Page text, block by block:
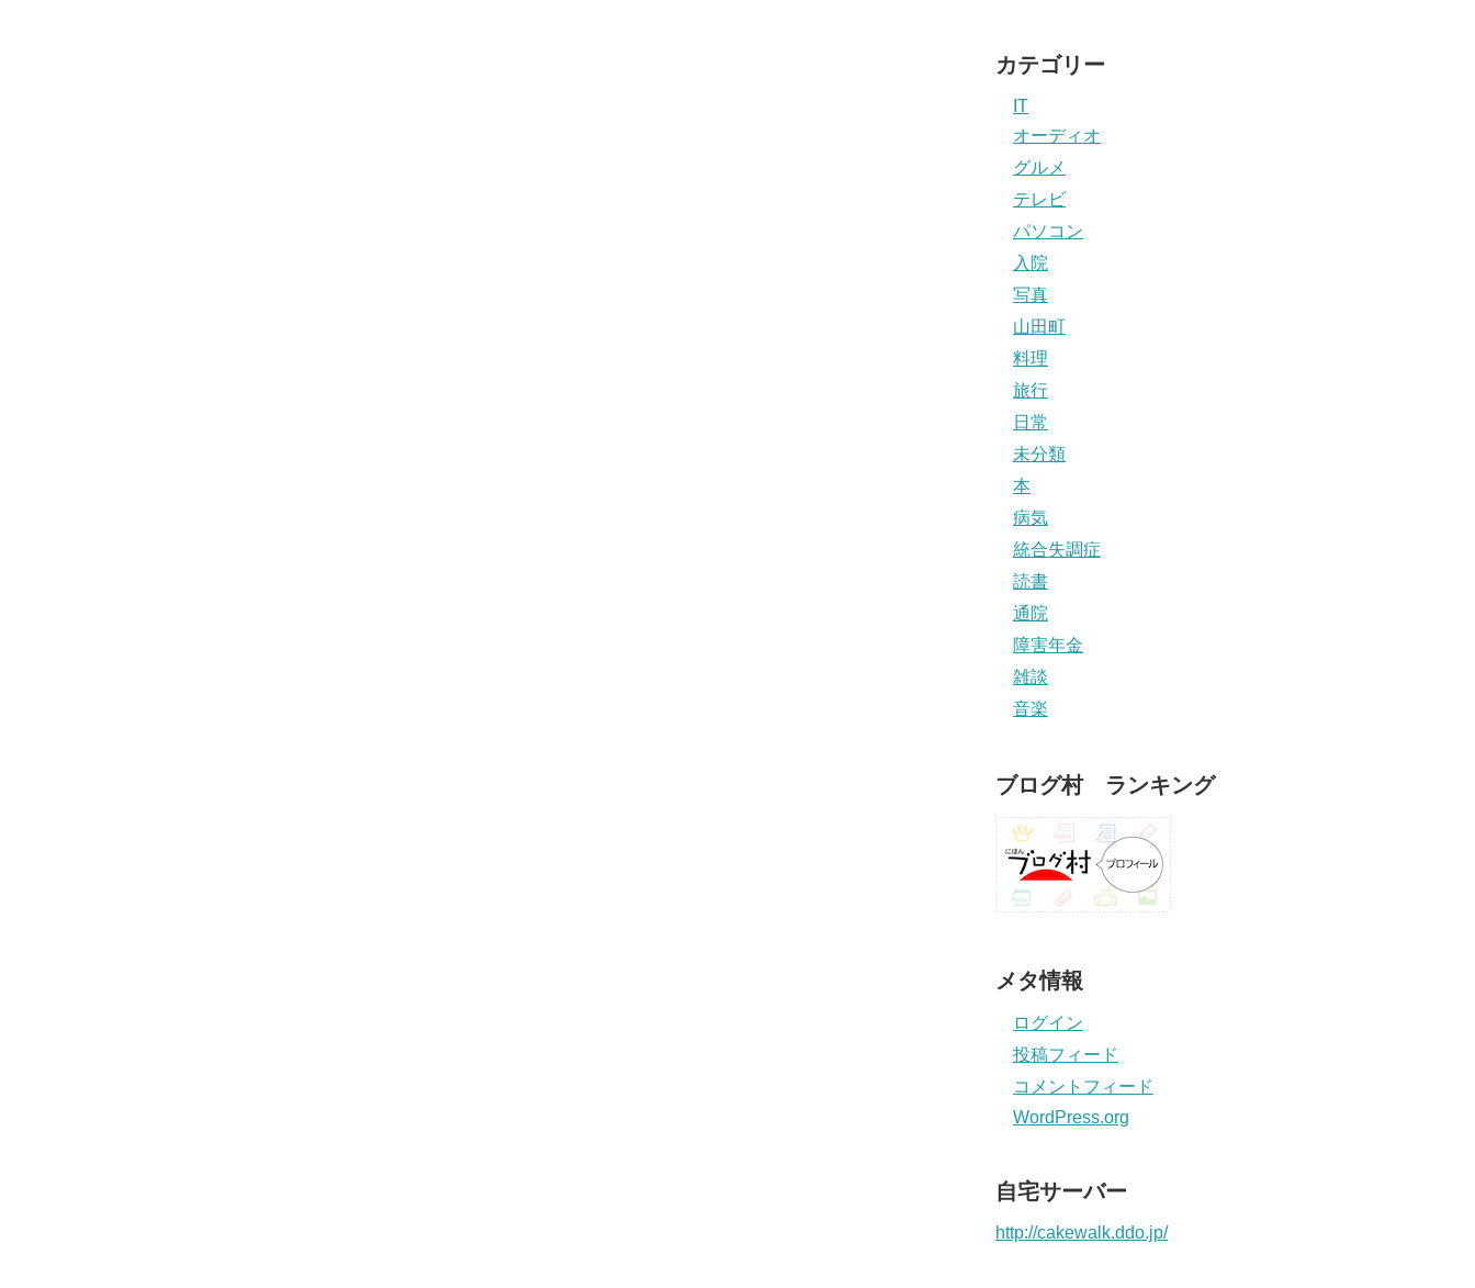
カテゴリー
IT
オーディオ
グルメ
テレビ
パソコン
入院
写真
山田町
料理
旅行
日常
未分類
本
病気
統合失調症
読書
通院
障害年金
雑談
音楽
ブログ村 ランキング
メタ情報
ログイン
投稿フィード
コメントフィード
WordPress.org
自宅サーバー
http://cakewalk.ddo.jp/